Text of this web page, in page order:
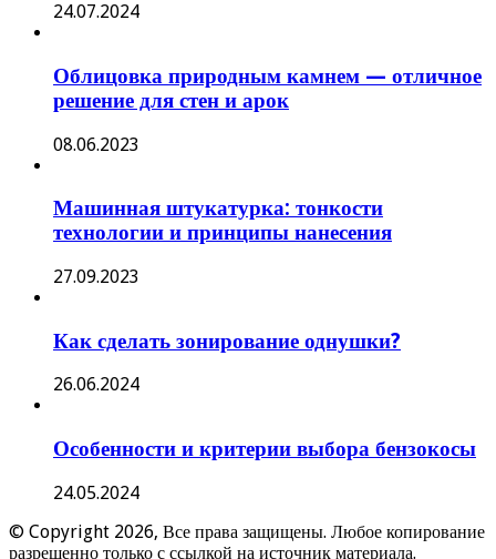
24.07.2024
Облицовка природным камнем — отличное
решение для стен и арок
08.06.2023
Машинная штукатурка: тонкости
технологии и принципы нанесения
27.09.2023
Как сделать зонирование однушки?
26.06.2024
Особенности и критерии выбора бензокосы
24.05.2024
© Copyright 2026, Все права защищены. Любое копирование
разрешенно только с ссылкой на источник материала.